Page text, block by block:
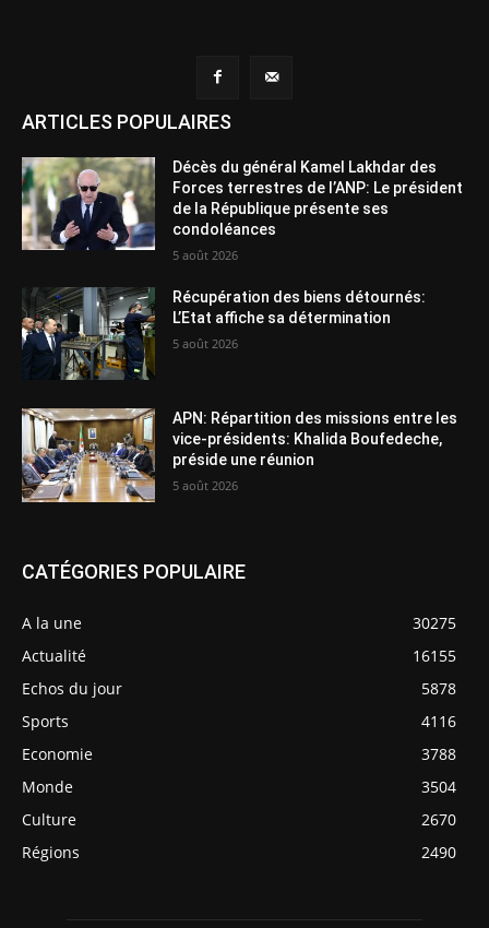
ARTICLES POPULAIRES
Décès du général Kamel Lakhdar des
Forces terrestres de l’ANP: Le président
de la République présente ses
condoléances
5 août 2026
Récupération des biens détournés:
L’Etat affiche sa détermination
5 août 2026
APN: Répartition des missions entre les
vice-présidents: Khalida Boufedeche,
préside une réunion
5 août 2026
CATÉGORIES POPULAIRE
A la une
30275
Actualité
16155
Echos du jour
5878
Sports
4116
Economie
3788
Monde
3504
Culture
2670
Régions
2490